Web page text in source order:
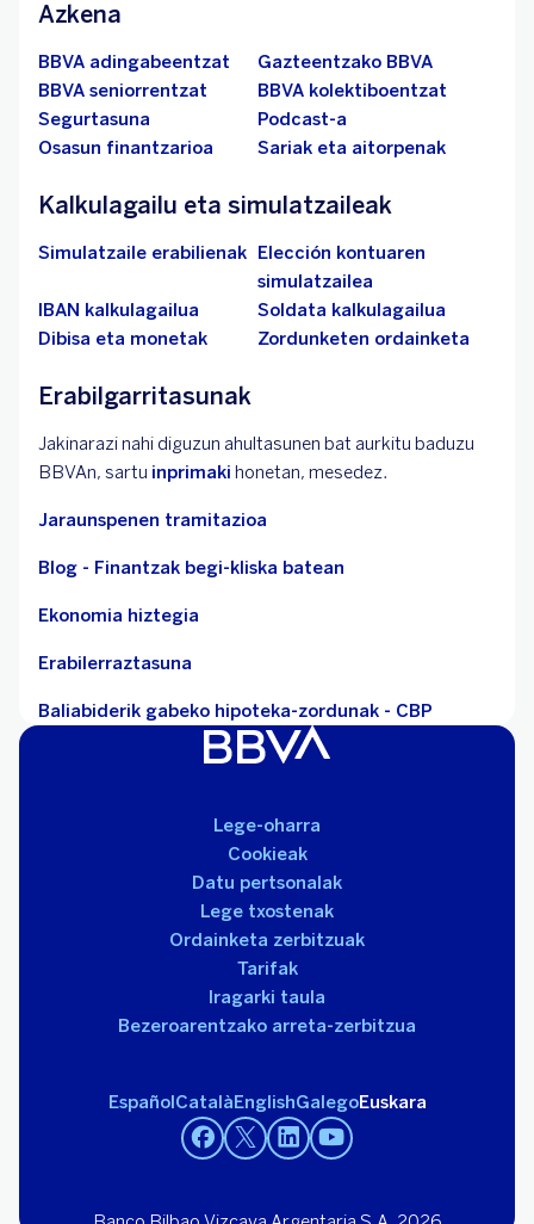
Azkena
BBVA adingabeentzat
Gazteentzako BBVA
BBVA seniorrentzat
BBVA kolektiboentzat
Segurtasuna
Podcast-a
Osasun finantzarioa
Sariak eta aitorpenak
Kalkulagailu eta simulatzaileak
Simulatzaile erabilienak Elección kontuaren
simulatzailea
IBAN kalkulagailua
Soldata kalkulagailua
Dibisa eta monetak
Zordunketen ordainketa
Erabilgarritasunak
Jakinarazi nahi diguzun ahultasunen bat aurkitu baduzu
BBVAn, sartu inprimaki honetan, mesedez.
Jaraunspenen tramitazioa
Blog - Finantzak begi-kliska batean
Ekonomia hiztegia
Erabilerraztasuna
Baliabiderik gabeko hipoteka-zordunak - CBP
Lege-oharra
Cookieak
Datu pertsonalak
Lege txostenak
Ordainketa zerbitzuak
Tarifak
Iragarki taula
Bezeroarentzako arreta-zerbitzua
EspañolCatalàEnglishGalegoEuskara